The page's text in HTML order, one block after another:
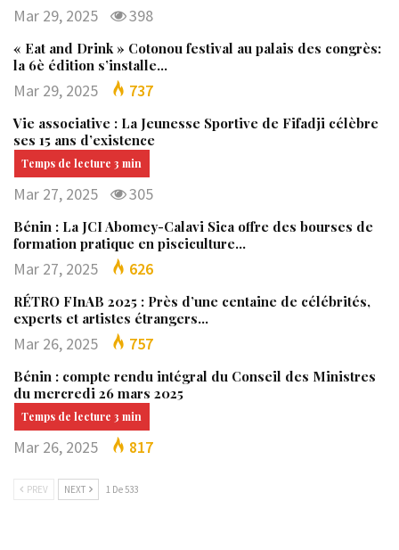
Mar 29, 2025 398
« Eat and Drink » Cotonou festival au palais des congrès:
la 6è édition s’installe…
Mar 29, 2025 737
Vie associative : La Jeunesse Sportive de Fifadji célèbre
ses 15 ans d’existence
Mar 27, 2025 305
Bénin : La JCI Abomey-Calavi Sica offre des bourses de
formation pratique en pisciculture…
Mar 27, 2025 626
RÉTRO FInAB 2025 : Près d’une centaine de célébrités,
experts et artistes étrangers…
Mar 26, 2025 757
Bénin : compte rendu intégral du Conseil des Ministres
du mercredi 26 mars 2025
Mar 26, 2025 817
PREV NEXT 1 De 533